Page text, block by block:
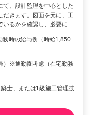
て、設計監理を中心とした
だきます。図面を元に、工
いるかを確認し、必要に…
時の給与例（時給1,850
）※通勤圏考慮（在宅勤務
士、または1級施工管理技